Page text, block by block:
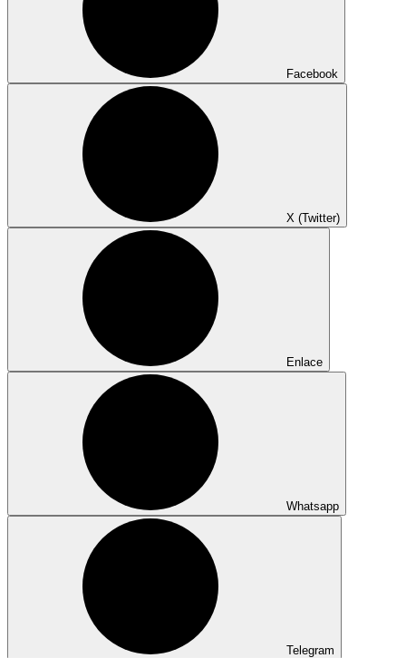
Facebook
X (Twitter)
Enlace
Whatsapp
Telegram